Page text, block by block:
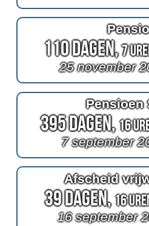
110 Dagen,7
25 november
Pensioen
395 Dagen,16
7 september
Afscheid
39 Dagen,16
16 september